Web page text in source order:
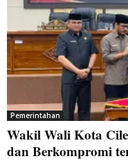
Pemerintahan
Wakil Wali Kota
dan Berkompromi